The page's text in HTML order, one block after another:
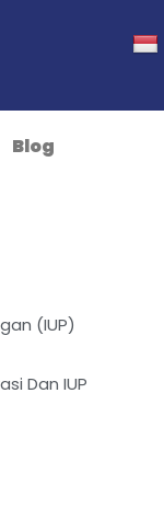
Blog
(IUP)
Dan IUP